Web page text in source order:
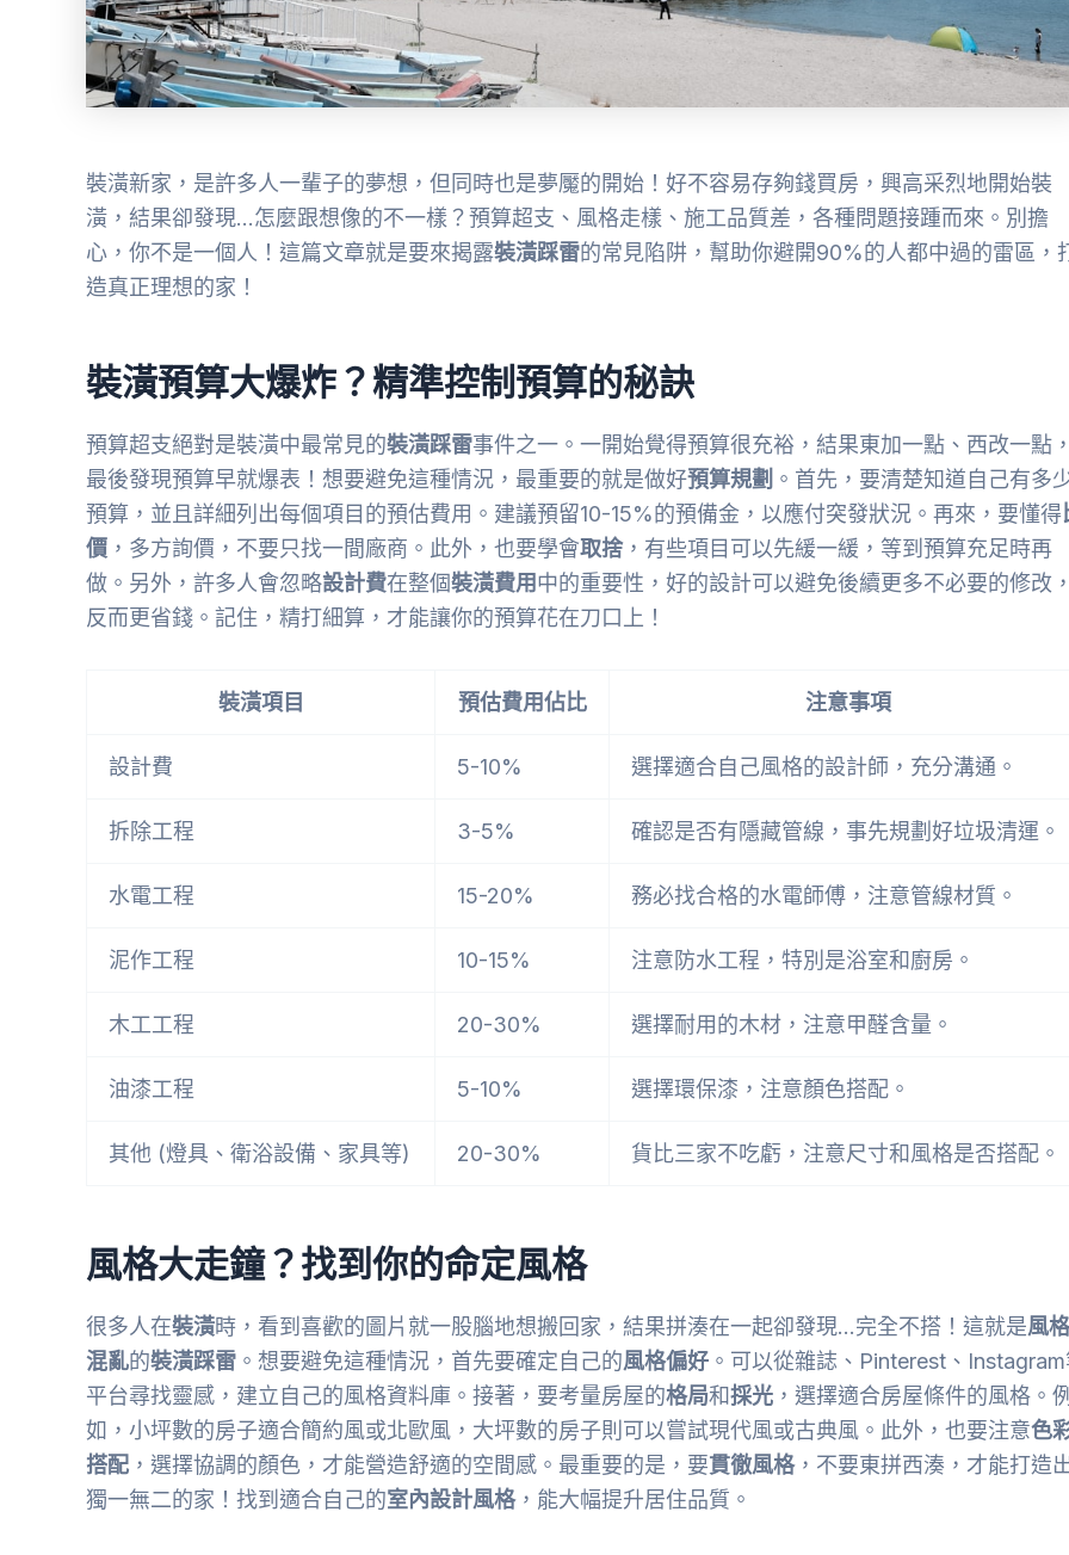
裝潢新家，是許多人一輩子的夢想，但同時也是夢魘的開始！好不容易存夠錢買房，興高采烈地開始裝
潢，結果卻發現…怎麼跟想像的不一樣？預算超支、風格走樣、施工品質差，各種問題接踵而來。別擔
心，你不是一個人！這篇文章就是要來揭露裝潢踩雷的常見陷阱，幫助你避開90%的人都中過的雷區，
造真正理想的家！
裝潢預算大爆炸？精準控制預算的秘訣
預算超支絕對是裝潢中最常見的裝潢踩雷事件之一。一開始覺得預算很充裕，結果東加一點、西改一點，
最後發現預算早就爆表！想要避免這種情況，最重要的就是做好預算規劃 。首先，要清楚知道自己有多
預算，並且詳細列出每個項目的預估費用。建議預留10-15%的預備金，以應付突發狀況。再來，要懂得
價 ，多方詢價，不要只找一間廠商。此外，也要學會取捨，有些項目可以先緩一緩，等到預算充足時再
做。另外，許多人會忽略設計費在整個裝潢費用中的重要性，好的設計可以避免後續更多不必要的修改，
反而更省錢。記住，精打細算，才能讓你的預算花在刀口上！
裝潢項目 預估費用佔比 注意事項
設計費 5-10% 選擇適合自己風格的設計師，充分溝通。
拆除工程 3-5% 確認是否有隱藏管線，事先規劃好垃圾清運。
水電工程 15-20% 務必找合格的水電師傅，注意管線材質。
泥作工程 10-15% 注意防水工程，特別是浴室和廚房。
木工工程 20-30% 選擇耐用的木材，注意甲醛含量。
油漆工程 5-10% 選擇環保漆，注意顏色搭配。
其他 (燈具、衛浴設備、家具等) 20-30% 貨比三家不吃虧，注意尺寸和風格是否搭配。
風格大走鐘？找到你的命定風格
很多人在裝潢時，看到喜歡的圖片就一股腦地想搬回家，結果拼湊在一起卻發現…完全不搭！這就是風格
混亂的裝潢踩雷 。想要避免這種情況，首先要確定自己的風格偏好 。可以從雜誌、Pinterest、
平台尋找靈感，建立自己的風格資料庫。接著，要考量房屋的格局和採光 ，選擇適合房屋條件的風格。例
如，小坪數的房子適合簡約風或北歐風，大坪數的房子則可以嘗試現代風或古典風。此外，也要注意色
搭配 ，選擇協調的顏色，才能營造舒適的空間感。最重要的是，要貫徹風格，不要東拼西湊，才能打造
獨一無二的家！找到適合自己的室內設計風格，能大幅提升居住品質。